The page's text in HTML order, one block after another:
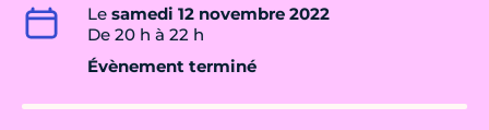
Le samedi 12 novembre 2022
De 20 h à 22 h
Évènement terminé